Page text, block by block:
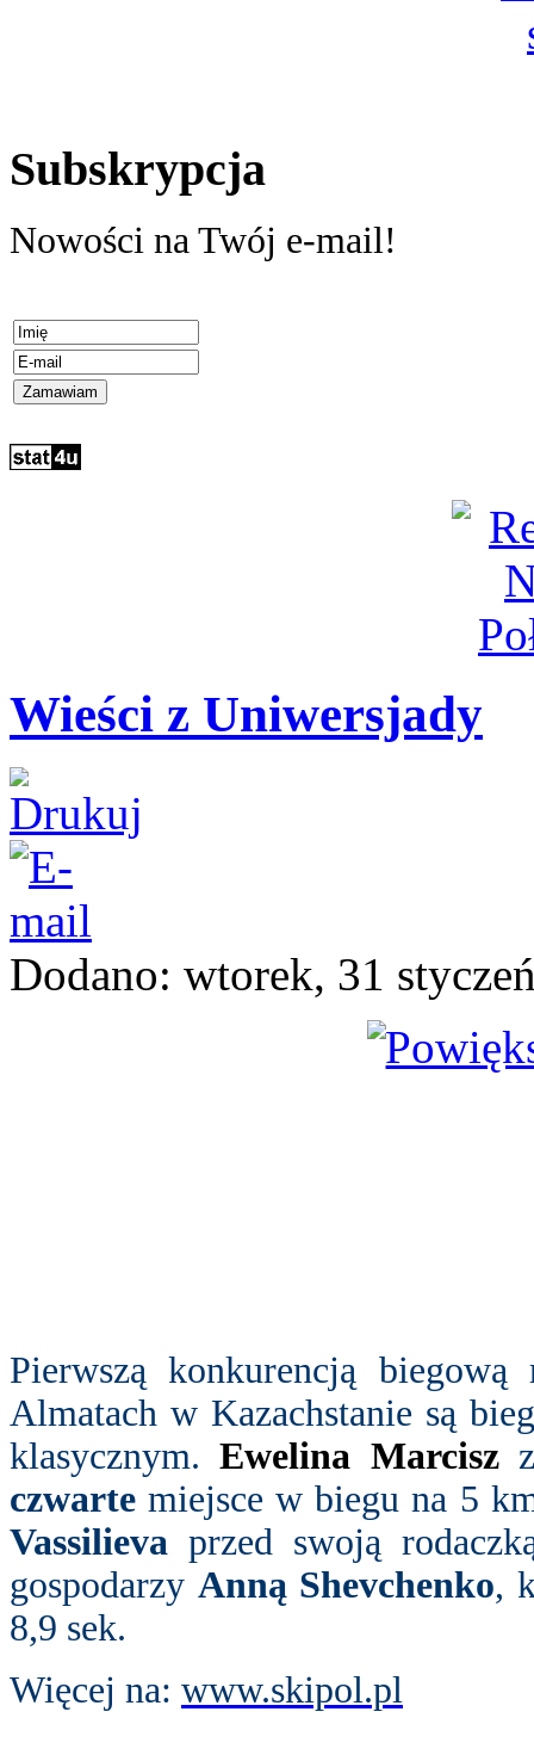
Subskrypcja
Nowości na Twój e-mail!
Wieści z Uniwersjady
Dodano: wtorek, 31
Pierwszą konkurencją
Almatach w Kazachstanie są
klasycznym.Ewelina Marciszz
czwarte miejsce w biegu na 5
Vassilieva przed swoją
gospodarzy Anną Shevchenko,
8,9 sek.
Więcej na: www.skipol.pl